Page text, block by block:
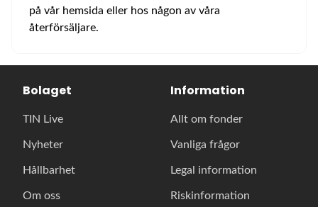
på vår hemsida eller hos någon av våra
återförsäljare.
Bolaget
TIN Live
Nyheter
Hållbarhet
Om oss
Information
Allt om fonder
Vanliga frågor
Legal information
Riskinformation